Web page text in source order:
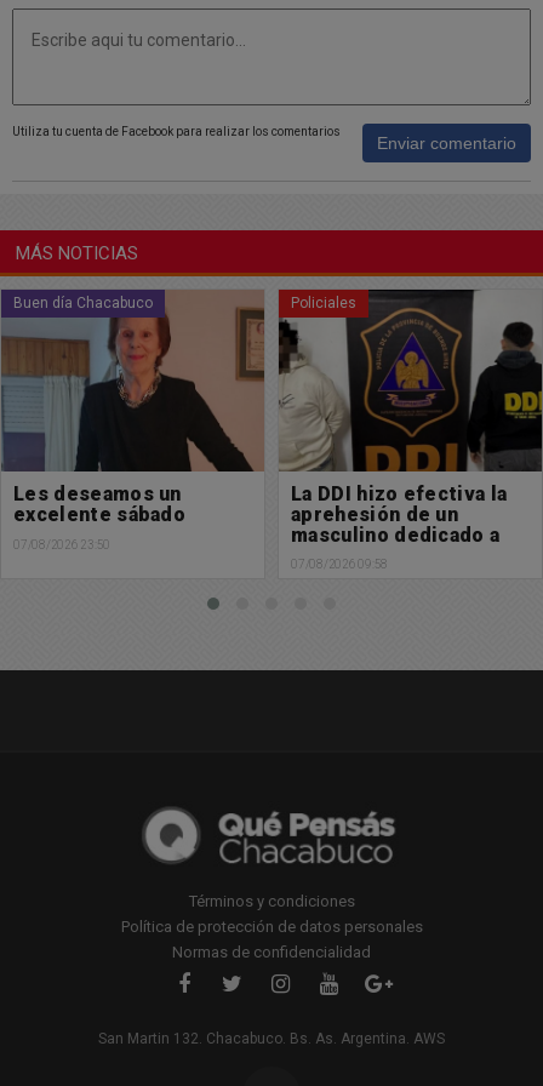
Utiliza tu cuenta de Facebook para realizar los comentarios
Enviar comentario
MÁS NOTICIAS
Policiales
La DDI hizo efectiva la
aprehesión de un
masculino dedicado a
vender estupefacientes
Policiales
El intendente municipal
Dario Golía puso en
marcha la
Subdelegación de
Policía Científica en
07/08/2026 09:41
Términos y condiciones
Política de protección de datos personales
Normas de confidencialidad
San Martin 132. Chacabuco. Bs. As. Argentina. AWS